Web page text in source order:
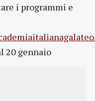
i programmi e
20 gennaio